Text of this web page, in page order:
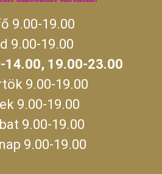
9.00-19.00
9.00-19.00
14.00, 19.00-23.00
9.00-19.00
9.00-19.00
9.00-19.00
9.00-19.00